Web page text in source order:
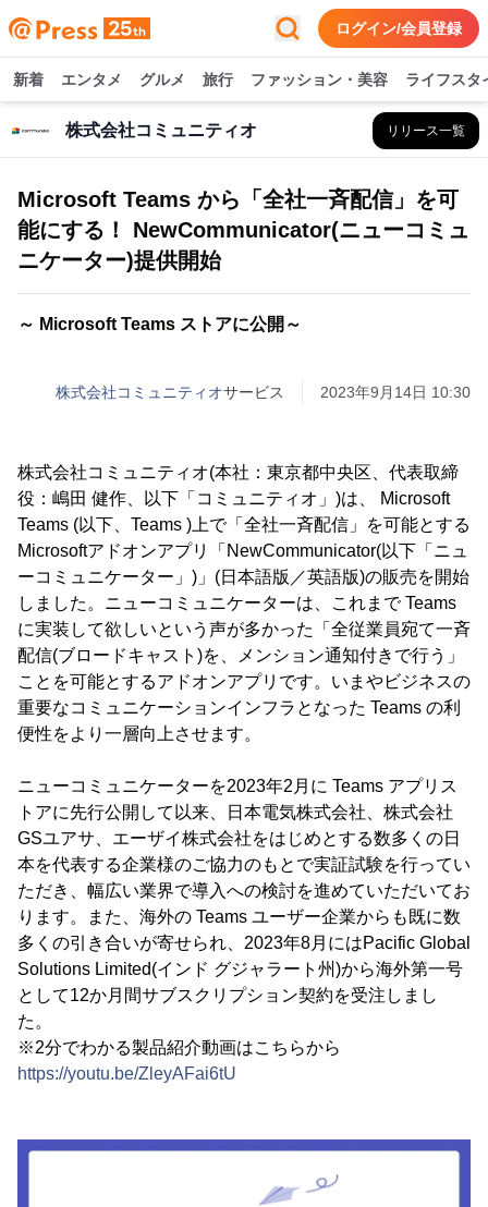
ログイン/会員登録
新着 エンタメ グルメ 旅行 ファッション・美容 ライフスタ
株式会社コミュニティオ リリース一覧
Microsoft Teams から「全社一斉配信」を可
能にする！ NewCommunicator(ニューコミュ
ニケーター)提供開始
～ Microsoft Teams ストアに公開～
株式会社コミュニティオサービス 2023年9月14日 10:30
株式会社コミュニティオ(本社：東京都中央区、代表取締
役：嶋田 健作、以下「コミュニティオ」)は、 Microsoft
Teams (以下、Teams )上で「全社一斉配信」を可能とする
Microsoftアドオンアプリ「NewCommunicator(以下「ニュ
ーコミュニケーター」)」(日本語版／英語版)の販売を開始
しました。ニューコミュニケーターは、これまで Teams
に実装して欲しいという声が多かった「全従業員宛て一斉
配信(ブロードキャスト)を、メンション通知付きで行う」
ことを可能とするアドオンアプリです。いまやビジネスの
重要なコミュニケーションインフラとなった Teams の利
便性をより一層向上させます。
ニューコミュニケーターを2023年2月に Teams アプリス
トアに先行公開して以来、日本電気株式会社、株式会社
GSユアサ、エーザイ株式会社をはじめとする数多くの日
本を代表する企業様のご協力のもとで実証試験を行ってい
ただき、幅広い業界で導入への検討を進めていただいてお
ります。また、海外の Teams ユーザー企業からも既に数
多くの引き合いが寄せられ、2023年8月にはPacific Global
Solutions Limited(インド グジャラート州)から海外第一号
として12か月間サブスクリプション契約を受注しまし
た。
※2分でわかる製品紹介動画はこちらから
https://youtu.be/ZleyAFai6tU